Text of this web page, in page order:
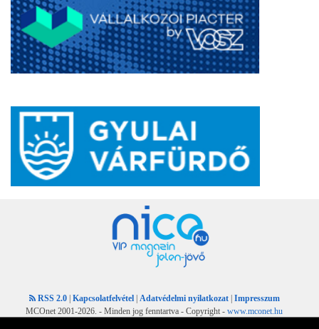
RSS 2.0 | Kapcsolatfelvétel | Adatvédelmi nyilatkozat | Impresszum
MCOnet 2001-2026. - Minden jog fenntartva - Copyright - www.mconet.hu